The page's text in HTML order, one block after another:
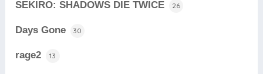
SEKIRO: SHADOWS DIE TWICE 26
Days Gone 30
rage2 13